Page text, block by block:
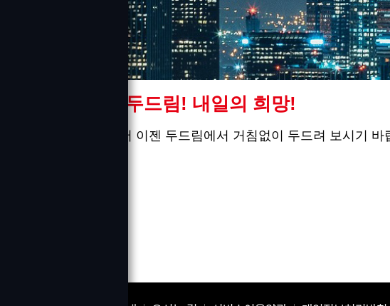
미래를 향한 두드림! 내일의 희망!
미래의 꿈을 위해서 이젠 두드림에서 거침없이 두드려 보시기 바